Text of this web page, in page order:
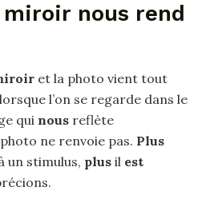
nous rend
et la photo vient tout
l’on se regarde dans le
qui nous reflète
ne renvoie pas. Plus
un stimulus, plus il est